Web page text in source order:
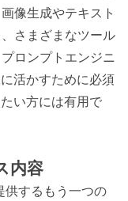
像生成やテキスト
さまざまなツール
ロンプトエンジニ
活かすために必須
い方には有用で
内容
供するもう一つの